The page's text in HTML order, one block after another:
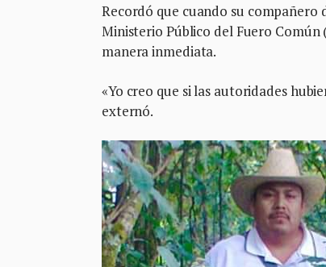
Recordó que cuando su
Ministerio Público del Fuero Común
manera inmediata.
«Yo creo que si las autoridades
externó.